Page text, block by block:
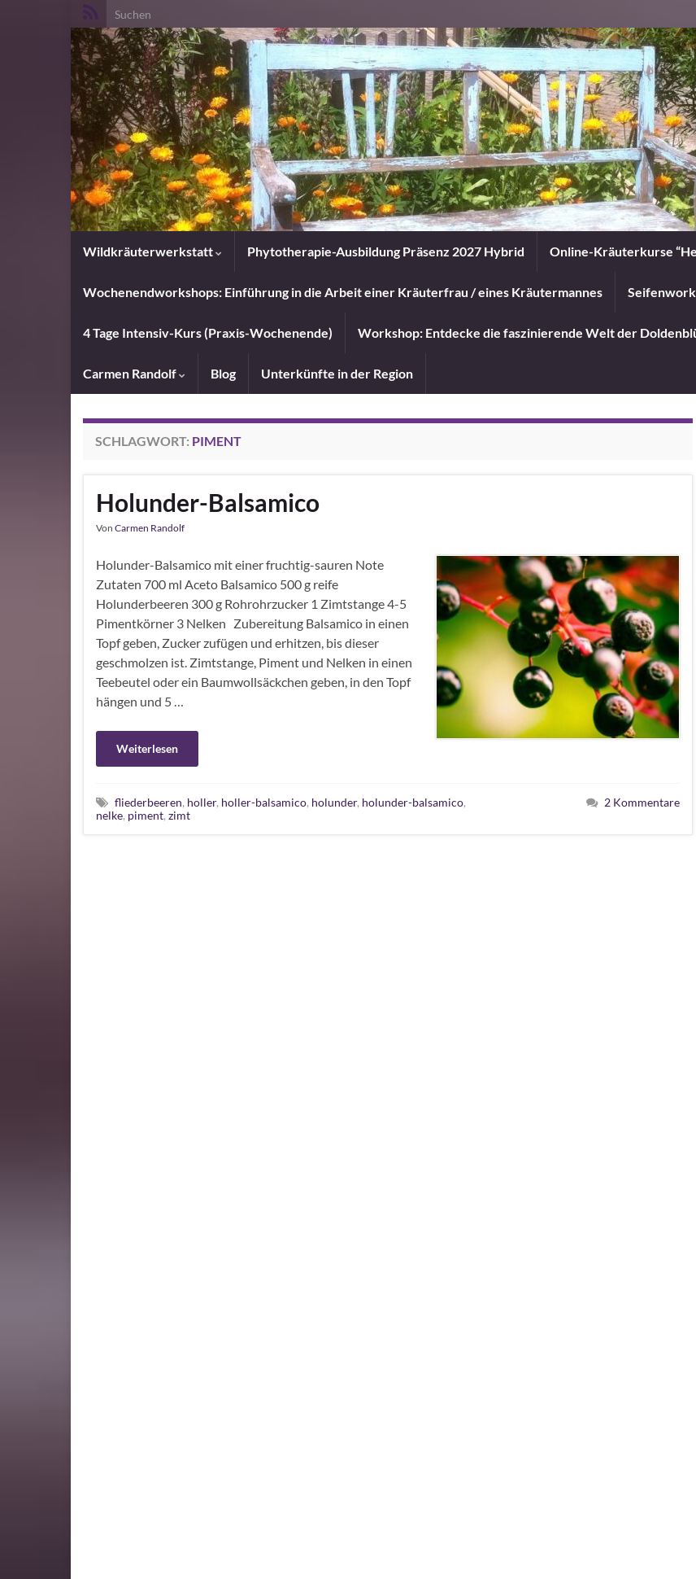
Search for:
Wildkräuterwerkstatt Phytotherapie-Ausbildung Präsenz 2027 Hybrid Online-Kräuterkurse
Wochenendworkshops: Einführung in die Arbeit einer Kräuterfrau / eines Kräutermannes
4 Tage Intensiv-Kurs (Praxis-Wochenende) Workshop: Entdecke die faszinierende Welt der
Carmen Randolf Blog Unterkünfte in der Region
SCHLAGWORT: PIMENT
Holunder-Balsamico
Von Carmen Randolf
Holunder-Balsamico mit einer fruchtig-sauren Note
Zutaten 700 ml Aceto Balsamico 500 g reife
Holunderbeeren 300 g Rohrohrzucker 1 Zimtstange 4-5
Pimentkörner 3 Nelken Zubereitung Balsamico in einen
Topf geben, Zucker zufügen und erhitzen, bis dieser
geschmolzen ist. Zimtstange, Piment und Nelken in einen
Teebeutel oder ein Baumwollsäckchen geben, in den Topf
hängen und 5 …
Weiterlesen
fliederbeeren, holler, holler-balsamico, holunder, holunder-balsamico,
nelke, piment, zimt
2 Kommentare